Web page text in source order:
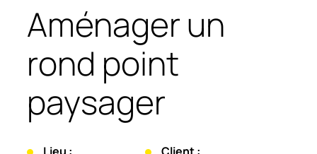
Aménager un
rond point
paysager